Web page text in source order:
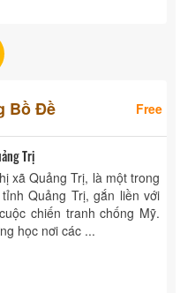
Đề
Trị
Quảng Trị, là một trong
Quảng Trị, gắn liền với
chiến tranh chống Mỹ.
học nơi các ...